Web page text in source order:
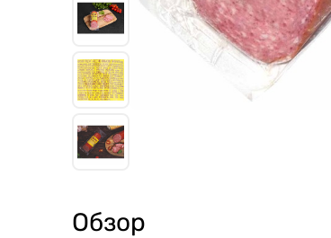
Обзор